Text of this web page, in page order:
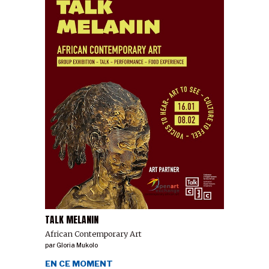
TALK MELANIN
African Contemporary Art
parGloria Mukolo
EN CE MOMENT